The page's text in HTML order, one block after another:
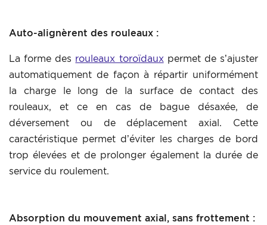
Auto-alignèrent des rouleaux :
La forme des rouleaux toroïdauxpermet de s’ajuster
automatiquement de façon à répartir uniformément
la charge le long de la surface de contact des
rouleaux, et ce en cas de bague désaxée, de
déversement ou de déplacement axial. Cette
caractéristique permet d’éviter les charges de bord
trop élevées et de prolonger également la durée de
service du roulement.
Absorption du mouvement axial, sans frottement :